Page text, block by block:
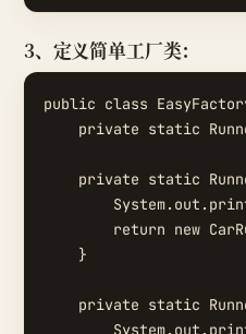
3、定义简单工厂类：
public class
private static
private static
return new
    }
private static